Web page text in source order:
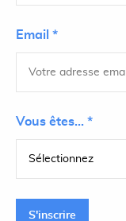
Email *
Vous êtes... *
S'inscrire